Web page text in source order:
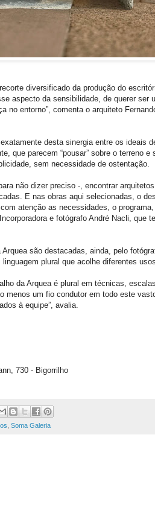
diversificado da produção do
aspecto da sensibilidade, de querer ser
no entorno”, comenta o arquiteto
desta sinergia entre os ideais
que parecem “pousar” sobre o terreno
sem necessidade de ostentação.
não dizer preciso -, encontrar
E nas obras aqui selecionadas, o
atenção as necessidades, o
e fotógrafo André Nacli, que
são destacadas, ainda, pelo
plural que acolhe diferentes
da Arquea é plural em técnicas,
menos um fio condutor em todo este
à equipe”, avalia.
730 - Bigorrilho
Soma Galeria